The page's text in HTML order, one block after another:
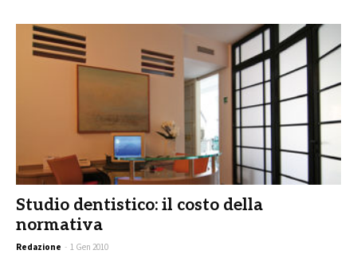
Studio dentistico: il costo della
normativa
Redazione - 1 Gen 2010